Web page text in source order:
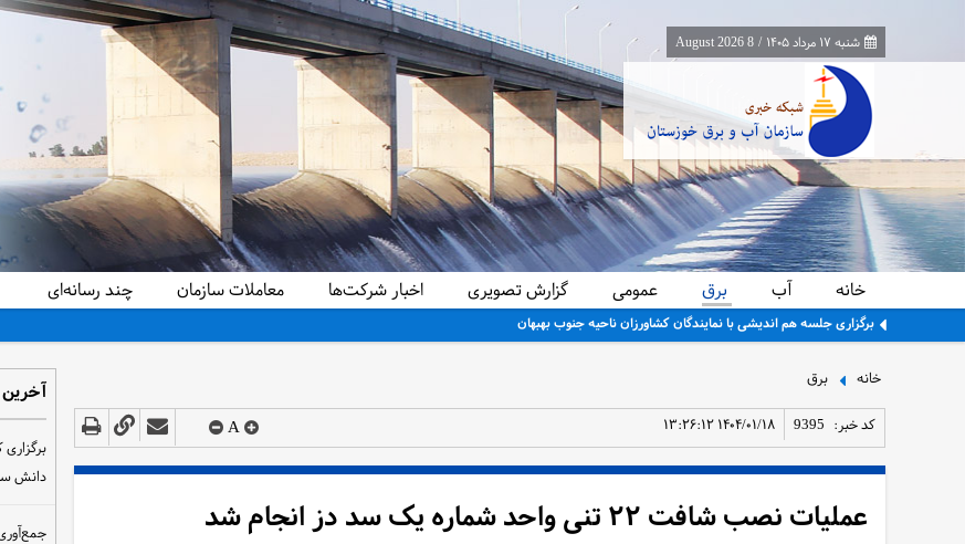
شنبه ۱۷ مرداد ۱۴۰۵ /
8 August 2026
خانه آب برق عمومی گزارش تصویری اخبار شرکت‌ها معاملات سازمان چند رسانه‌ای
برگزاری جلسه هم اندیشی با نمایندگان کشاورزان ناحیه جنوب بهبهان
خانه برق
کد خبر: 9395 ۱۴۰۴/۰۱/۱۸ ۱۳:۲۶:۱۲ A
عملیات نصب شافت ۲۲ تنی واحد شماره یک سد دز انجام شد
آخرین
دانش